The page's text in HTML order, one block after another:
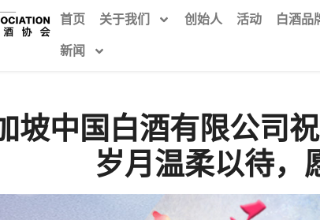
首页 关于我们 创始人 活动 白酒品
新闻
坡中国白酒有限公司
岁月温柔以待，